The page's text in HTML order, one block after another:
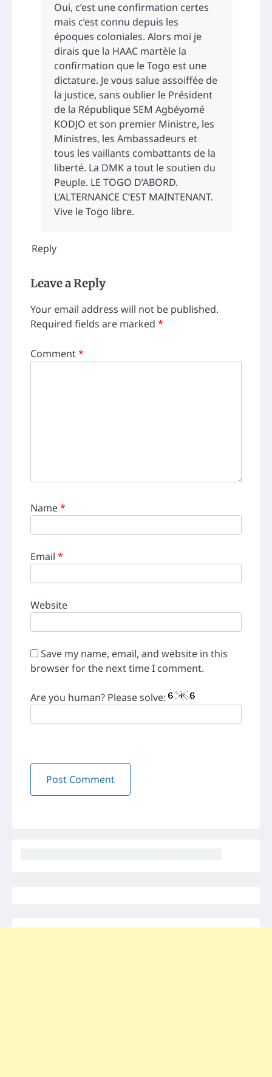
Oui, c’est une confirmation certes
mais c’est connu depuis les
époques coloniales. Alors moi je
dirais que la HAAC martèle la
confirmation que le Togo est une
dictature. Je vous salue assoiffée de
la justice, sans oublier le Président
de la République SEM Agbéyomé
KODJO et son premier Ministre, les
Ministres, les Ambassadeurs et
tous les vaillants combattants de la
liberté. La DMK a tout le soutien du
Peuple. LE TOGO D’ABORD.
L’ALTERNANCE C’EST MAINTENANT.
Vive le Togo libre.
Reply
Leave a Reply
Your email address will not be published.
Required fields are marked *
Comment*
Name*
Email *
Website
Save my name, email, and website in this
browser for the next time I comment.
Are you human? Please solve: